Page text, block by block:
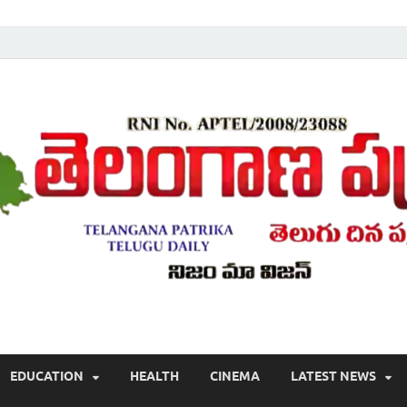
, తాజా వార్తలు , తెలుగు వార్తలు , బ్రేకింగ్ న్యూస్ తెలుగులో , తెలంగాణ లో తాజా
EDUCATION HEALTH CINEMA LATEST NEWS